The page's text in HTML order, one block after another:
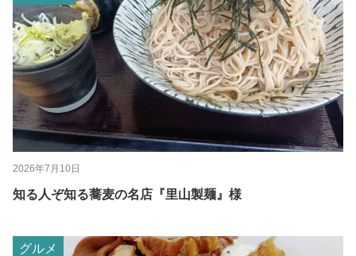
2026年7月10日
知る人ぞ知る蕎麦の名店『里山製麺』様
グルメ